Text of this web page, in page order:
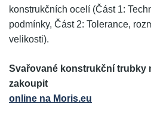
konstrukčních ocelí (Část 1:
podmínky, Část 2: Tolerance,
velikosti).
Svařované konstrukční trubky
zakoupit
online na Moris.eu